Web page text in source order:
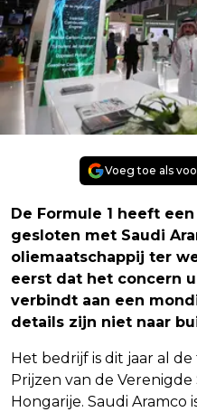
Voeg toe als
De Formule 1 heeft
gesloten met Saudi
oliemaatschappij ter
eerst dat het concern
verbindt aan een
details zijn niet naar
Het bedrijf is dit jaar al
Prijzen van de
Hongarije. Saudi Aramco